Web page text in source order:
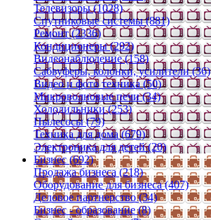
Телевизоры (1028)
Спутниковые системы (881)
Ремонт (2336)
Кондиционеры (292)
Видеонаблюдение (158)
Сабвуферы, колонки, усилители (36)
Видео и фото техника (50)
Микроволновые печи (34)
Холодильники (253)
Пылесосы (79)
Техника для дома (679)
Электроника для детей (20)
Бизнес (692)
Продажа бизнеса (218)
Оборудование для бизнеса (407)
Деловое партнерство (34)
Бизнес - образование (8)